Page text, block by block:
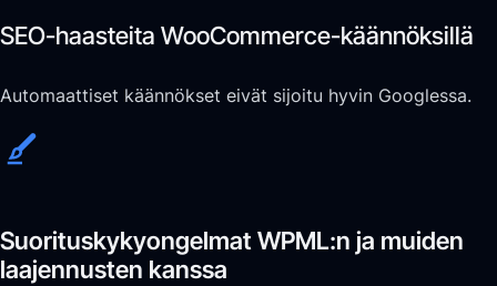
SEO-haasteita WooCommerce-käännöksillä
Automaattiset käännökset eivät sijoitu hyvin Googlessa.
Suorituskykyongelmat WPML:n ja muiden
laajennusten kanssa